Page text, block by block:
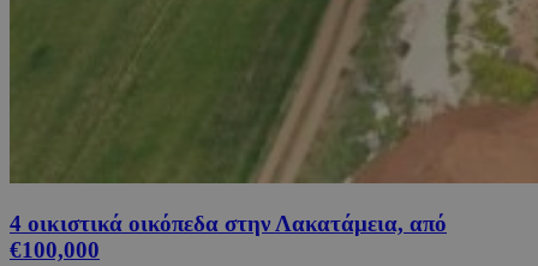
4 οικιστικά οικόπεδα στην Λακατάμεια, από
€100,000